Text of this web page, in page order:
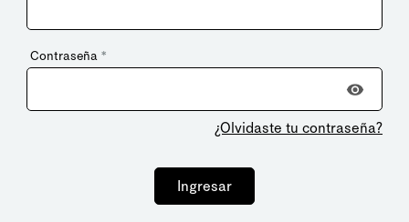
Contraseña *
¿Olvidaste tu contraseña?
Ingresar